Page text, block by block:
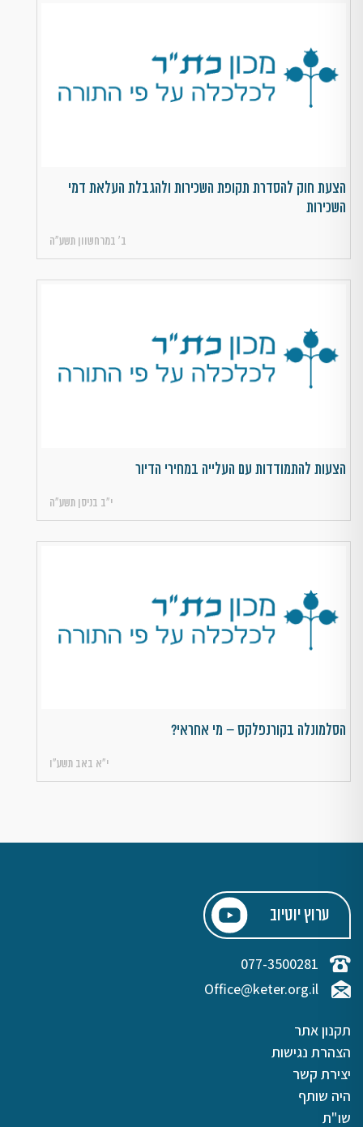
הצעת חוק להסדרת תקופת השכירות ולהגבלת העלאת דמי
השכירות
ב׳ במרחשוון תשע״ה
הצעות להתמודדות עם העלייה במחירי הדיור
י״ב בניסן תשע״ה
הסלמונלה בקורנפלקס – מי אחראי?
י״א באב תשע״ו
ערוץ יוטיוב
077-3500281
Office@keter.org.il
תקנון אתר
הצהרת נגישות
יצירת קשר
היה שותף
שו"ת